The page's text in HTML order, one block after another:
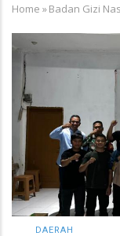
Breadcrumb
Home »Badan Gizi
DAERAH